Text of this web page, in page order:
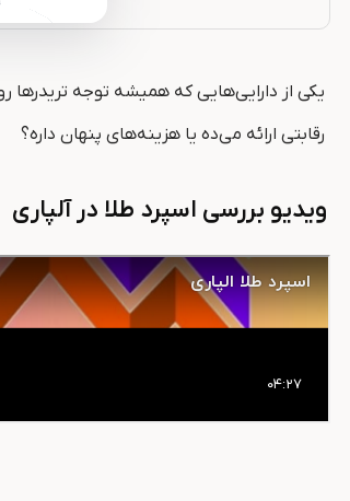
یکی از دارایی‌هایی که همیشه توجه تریدرها
رقابتی ارائه می‌ده یا هزینه‌های پنهان داره؟
ویدیو بررسی اسپرد طلا در آلپاری